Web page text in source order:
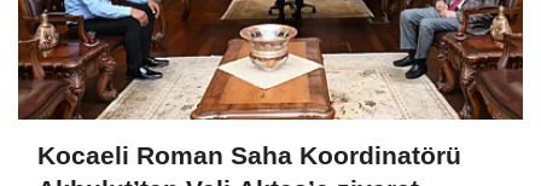
Kocaeli Roman Saha Koordinatörü